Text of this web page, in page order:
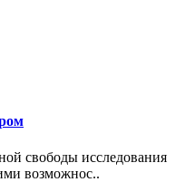
свободы исследования
возможнос..